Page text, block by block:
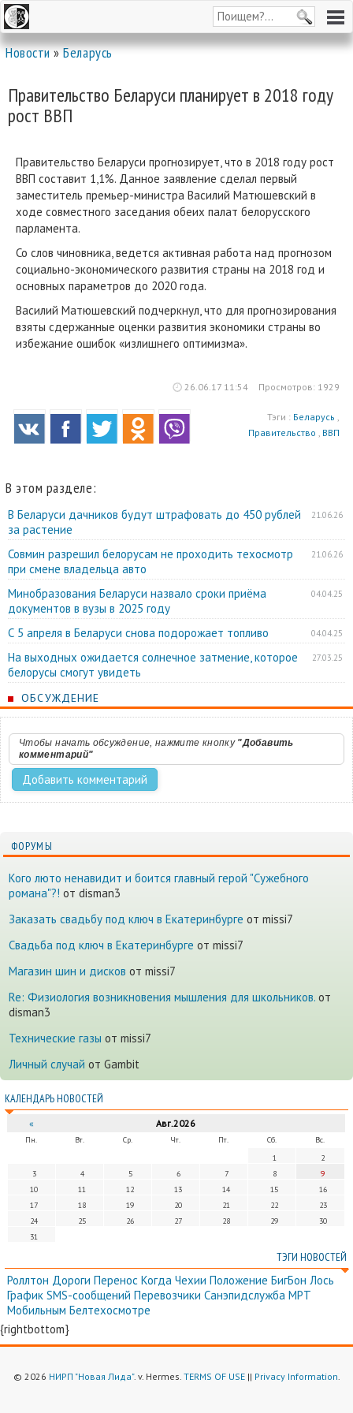
Новости»Беларусь
Правительство Беларуси планирует в 2018 году
рост ВВП
Правительство Беларуси прогнозирует, что в 2018 году рост
ВВП составит 1,1%. Данное заявление сделал первый
заместитель премьер-министра Василий Матюшевский в
ходе совместного заседания обеих палат белорусского
парламента.
Со слов чиновника, ведется активная работа над прогнозом
социально-экономического развития страны на 2018 год и
основных параметров до 2020 года.
Василий Матюшевский подчеркнул, что для прогнозирования
взяты сдержанные оценки развития экономики страны во
избежание ошибок «излишнего оптимизма».
26.06.17 11:54 Просмотров: 1929
Тэги : Беларусь ,
Правительство , ВВП
В этом разделе:
21.06.26
В Беларуси дачников будут штрафовать до 450 рублей
за растение
21.06.26
Совмин разрешил белорусам не проходить техосмотр
при смене владельца авто
04.04.25
Минобразования Беларуси назвало сроки приёма
документов в вузы в 2025 году
04.04.25
С 5 апреля в Беларуси снова подорожает топливо
27.03.25
На выходных ожидается солнечное затмение, которое
белорусы смогут увидеть
ОБСУЖДЕНИЕ
Чтобы начать обсуждение, нажмите кнопку "Добавить
комментарий"
ФОРУМЫ
Кого люто ненавидит и боится главный герой "Сужебного
романа"?! от disman3
Заказать свадьбу под ключ в Екатеринбурге от missi7
Cвадьба под ключ в Екатеринбурге от missi7
Магазин шин и дисков от missi7
Re: Физиология возникновения мышления для школьников. от
disman3
Технические газы от missi7
Личный случай от Gambit
КАЛЕНДАРЬ НОВОСТЕЙ
« Авг.2026
Пн. Вт. Ср. Чт. Пт. Сб.
Вс.
1
2
3
4 5 6 7 8
9
10
11 12 13 14 15
16
17
18 19 20 21 22
23
24
25 26 27 28 29
30
31
ТЭГИ НОВОСТЕЙ
Роллтон Дороги Перенос Когда Чехии Положение БигБон Лось
График SMS-сообщений Перевозчики Санэпидслужба МРТ
Мобильным Белтехосмотре
{rightbottom}
© 2026 НИРП "Новая Лида". v. Hermes. TERMS OF USE|| Privacy Information.